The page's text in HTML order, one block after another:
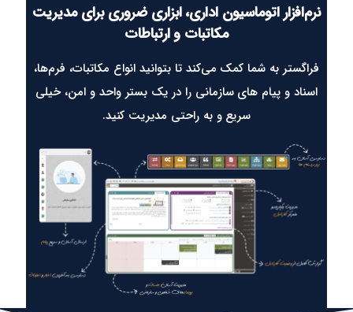
نرم‌افزار اتوماسیون اداری، ابزاری ضروری برای مدیریت
مکاتبات و ارتباطات
فراگستر به شما کمک می‌کند تا بتوانید انواع مکاتبات، فرم‌ها،
اسناد و پیام های سازمانی را در یک بستر واحد و امن، خیلی
سریع و به راحتی مدیریت کنید.